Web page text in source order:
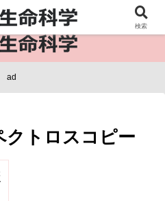
生物の情報インフラ。
ad
クトロスコピー
検索